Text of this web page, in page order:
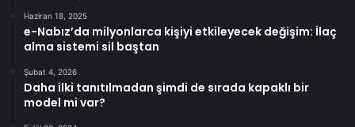
Haziran 18, 2025
e-Nabız’da milyonlarca kişiyi etkileyecek değişim: İlaç
alma sistemi sil baştan
Şubat 4, 2026
Daha ilki tanıtılmadan şimdi de sırada kapaklı bir
model mi var?